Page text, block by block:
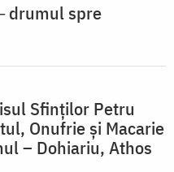
drumul spre
Sfinților Petru
Onufrie și Macarie
– Dohiariu, Athos